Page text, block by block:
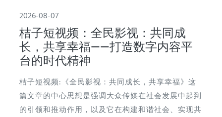
2026-08-07
桔子短视频：全民影视：共同成
长，共享幸福——打造数字内容平
台的时代精神
桔子短视频:《全民影视：共同成长，共享幸福》这
篇文章的中心思想是强调大众传媒在社会发展中起到
的引领和推动作用，以及它在构建和谐社会、实现共